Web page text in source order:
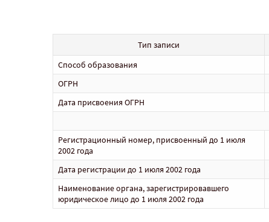
Тип записи
Способ образования
ОГРН
Дата присвоения ОГРН
Регистрационный номер, присвоенный до 1 июля
2002 года
Дата регистрации до 1 июля 2002 года
Наименование органа, зарегистрировавшего
юридическое лицо до 1 июля 2002 года